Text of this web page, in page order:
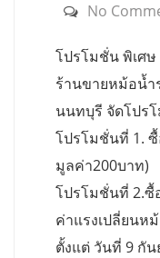
No
โปรโมชั่น พิเศ
ร้านขายหม้อน้ำ
นนทบุรี จัดโปร
โปรโมชั่นที่ 1.
มูลค่า200บาท)
โปรโมชั่นที่ 2.ซื้
ค่าแรงเปลี่ยนห
ตั้งแต่ วันที่ 9 กัน